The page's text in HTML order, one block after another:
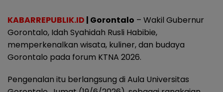
KABARREPUBLIK.ID | Gorontalo – Wakil Gubernur
Gorontalo, Idah Syahidah Rusli Habibie,
memperkenalkan wisata, kuliner, dan budaya
Gorontalo pada forum KTNA 2026.
Pengenalan itu berlangsung di Aula Universitas